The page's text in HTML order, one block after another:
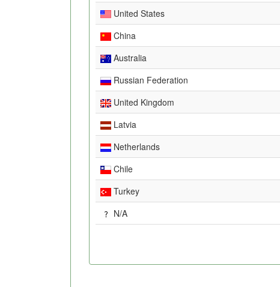
United States
China
Australia
Russian Federation
United Kingdom
Latvia
Netherlands
Chile
Turkey
N/A